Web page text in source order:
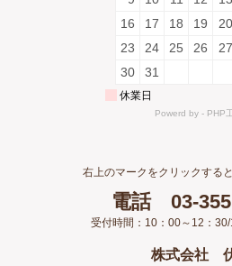
右上のマークをクリックする
電話 03-
受付時間：10：00～12：
株式会社